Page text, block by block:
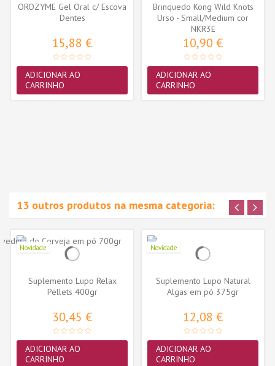
OROZYME Gel Oral c/ Escova
Dentes
15,88 €
ADICIONAR AO
CARRINHO
Brinquedo Kong Wild Knots
Urso - Small/Medium cor
sortida...
NKR3E
10,90 €
ADICIONAR AO
CARRINHO
13 outros produtos na mesma categoria:
Novidade
Suplemento Lupo Relax
Pellets 400gr
30,45 €
ADICIONAR AO
CARRINHO
Novidade
Suplemento Lupo Natural
Algas em pó 375gr
12,08 €
ADICIONAR AO
CARRINHO